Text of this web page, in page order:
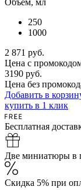
250
1000
2 871 руб.
Цена с
3190 руб.
Цена без
Добавить в
купить в 1 клик
Бесплатная
Две миниатюры в
Скидка 5% при